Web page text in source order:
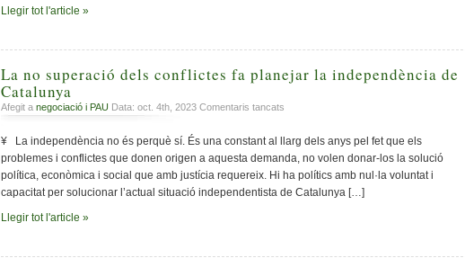
Llegir tot l'article »
La no superació dels conflictes fa planejar la independència de
Catalunya
Afegit a negociació i PAU Data: oct. 4th, 2023 Comentaris tancats
no
superació
dels
conflictes
fa
de
¥ La independència no és perquè sí. És una constant al llarg dels anys pel fet que els
problemes i conflictes que donen origen a aquesta demanda, no volen donar-los la solució
política, econòmica i social que amb justícia requereix. Hi ha polítics amb nul·la voluntat i
capacitat per solucionar l’actual situació independentista de Catalunya […]
Llegir tot l'article »